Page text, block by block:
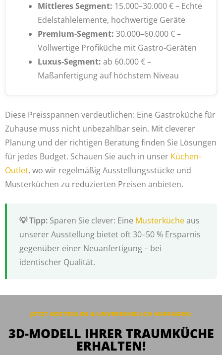
Mittleres Segment: 15.000–30.000 € – Echte
Edelstahlelemente, hochwertige Geräte
Premium-Segment: 30.000–60.000 € –
Vollwertige Profiküche mit Gastro-Geräten
Luxus-Segment: ab 60.000 € –
Maßanfertigung auf höchstem Niveau
Diese Preisspannen verdeutlichen: Eine Gastroküche für
Zuhause muss nicht unbezahlbar sein. Mit cleverer
Planung und der richtigen Beratung finden Sie Lösungen
für jedes Budget. Schauen Sie auch in unser Küchen-
Outlet, wo wir regelmäßig Ausstellungsstücke und
Musterküchen zu reduzierten Preisen anbieten.
Sparen Sie clever: Eine Musterkücheaus
unserer Ausstellung bietet oft 30–50 % Ersparnis
gegenüber einer Neuanfertigung – bei
identischer Qualität.
JETZT KOSTENLOS & UNVERBINDLICH ANFRAGEN:
3D-MODELL IHRER TRAUMKÜCHE
ERHALTEN!